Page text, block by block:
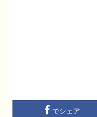
でシェア